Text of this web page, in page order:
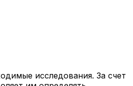
исследования. За счет